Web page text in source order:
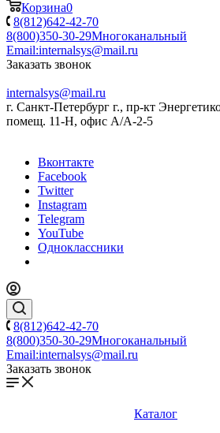
Корзина0
8(812)642-42-70
8(800)350-30-29Многоканальный
Email:internalsys@mail.ru
Заказать звонок
internalsys@mail.ru
г. Санкт-Петербург г., пр-кт
помещ. 11-Н, офис А/А-2-5
Вконтакте
Facebook
Twitter
Instagram
Telegram
YouTube
Одноклассники
8(812)642-42-70
8(800)350-30-29Многоканальный
Email:internalsys@mail.ru
Заказать звонок
Каталог